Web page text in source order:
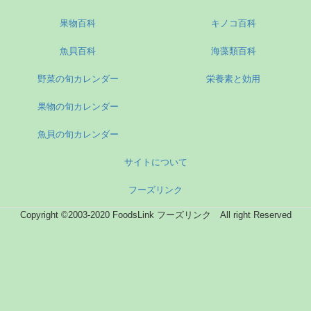
果物百科
魚貝百科
キノコ百科
海藻類百科
野菜の旬カレンダー
果物の旬カレンダー
魚貝の旬カレンダー
栄養素と効用
サイトについて
フーズリンク
Copyright ©2003-2020 FoodsLink フーズリンク All right Reserved